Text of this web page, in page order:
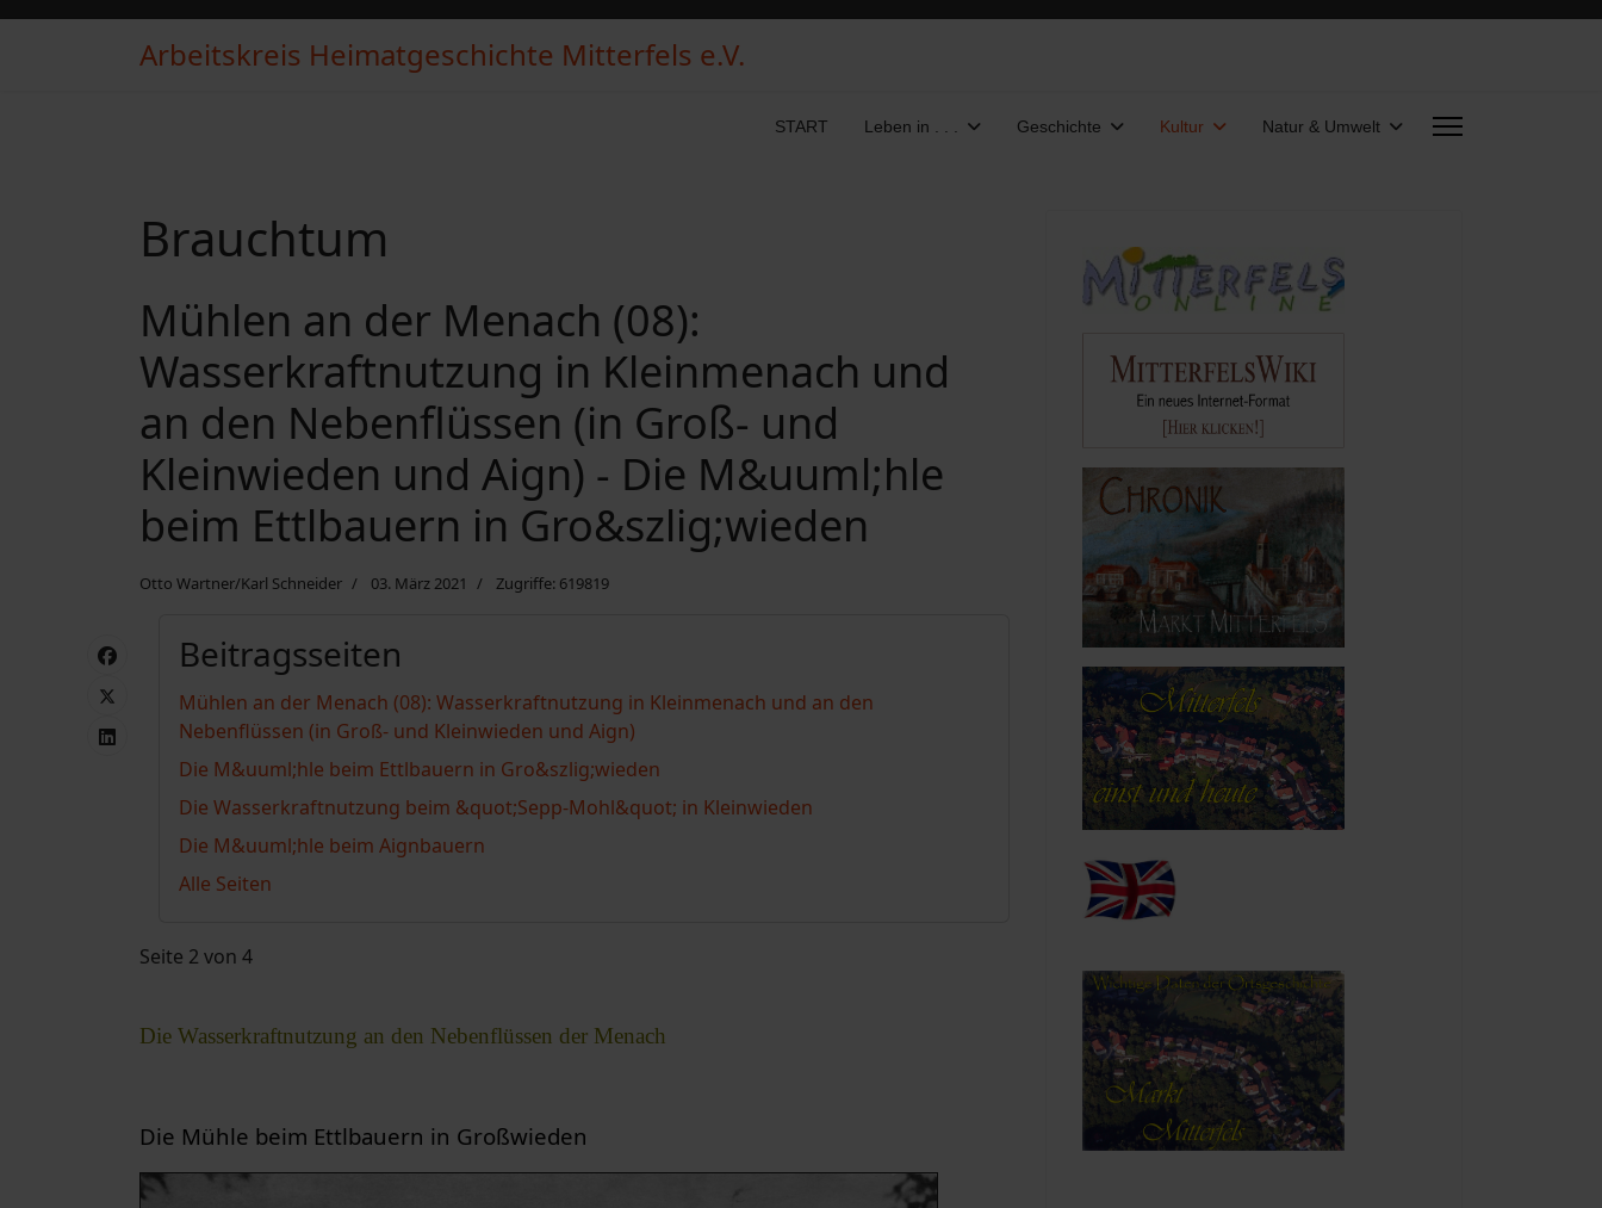
Arbeitskreis Heimatgeschichte Mitterfels e.V.
START Leben in . . . Geschichte Kultur Natur & Umwelt
Brauchtum
Mühlen an der Menach (08):
Wasserkraftnutzung in Kleinmenach und
an den Nebenflüssen (in Groß- und
Kleinwieden und Aign) - Die M&uuml;hle
beim Ettlbauern in Gro&szlig;wieden
Otto Wartner/Karl Schneider 03. März 2021 Zugriffe: 619819
Beitragsseiten
Mühlen an der Menach (08): Wasserkraftnutzung in Kleinmenach und an den
Nebenflüssen (in Groß- und Kleinwieden und Aign)
Die M&uuml;hle beim Ettlbauern in Gro&szlig;wieden
Die Wasserkraftnutzung beim &quot;Sepp-Mohl&quot; in Kleinwieden
Die M&uuml;hle beim Aignbauern
Alle Seiten
Seite 2 von 4
Die Wasserkraftnutzung an den Nebenflüssen der Menach
Die Mühle beim Ettlbauern in Großwieden